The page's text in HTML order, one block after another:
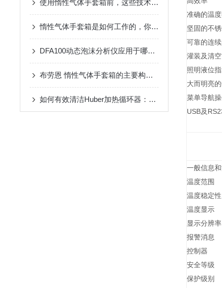
使用惰性气体手套箱前，这些技术要求得了解清楚
惰性气体手套箱是如何工作的，你知道吗？
DFA100动态泡沫分析仪应用于哪些方面？
布劳恩 惰性气体手套箱的主要构成部分是什么？
如何有效清洁Huber加热循环器：详细步骤与技巧
准确的温
坚固的不
可靠的连
灌装及清
照明液位
大而明亮
菜单导航
USB及
一般信息
温度范围
温度稳定性
温度显示
显示分辨
报警消息
控制器
安全等级
保护级别